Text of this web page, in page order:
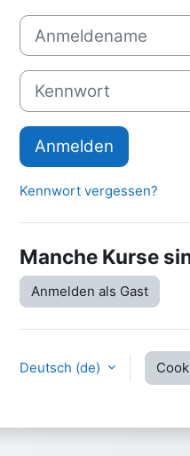
Anmeldename
Kennwort
Anmelden
Kennwort vergessen?
Manche Kurse
Anmelden als Gast
Deutsch ‎(de)‎